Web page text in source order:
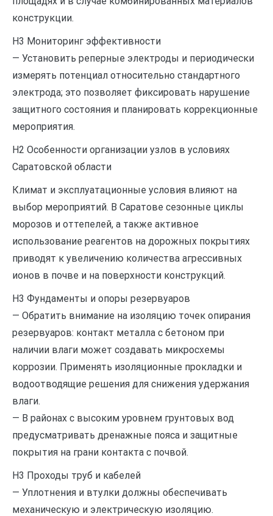
конструкции.
H3 Мониторинг эффективности
— Установить реперные электроды и периодически
измерять потенциал относительно стандартного
электрода; это позволяет фиксировать нарушение
защитного состояния и планировать коррекционные
мероприятия.
H2 Особенности организации узлов в условиях
Саратовской области
Климат и эксплуатационные условия влияют на
выбор мероприятий. В Саратове сезонные циклы
морозов и оттепелей, а также активное
использование реагентов на дорожных покрытиях
приводят к увеличению количества агрессивных
ионов в почве и на поверхности конструкций.
H3 Фундаменты и опоры резервуаров
— Обратить внимание на изоляцию точек опирания
резервуаров: контакт металла с бетоном при
наличии влаги может создавать микросхемы
коррозии. Применять изоляционные прокладки и
водоотводящие решения для снижения удержания
влаги.
— В районах с высоким уровнем грунтовых вод
предусматривать дренажные пояса и защитные
покрытия на грани контакта с почвой.
H3 Проходы труб и кабелей
— Уплотнения и втулки должны обеспечивать
механическую и электрическую изоляцию.